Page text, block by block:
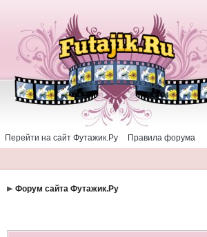
Перейти на сайт Футажик.Ру Правила форума
Форум сайта Футажик.Ру